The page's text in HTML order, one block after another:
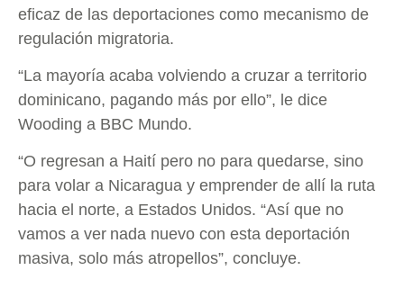
eficaz de las deportaciones como mecanismo de
regulación migratoria.
“La mayoría acaba volviendo a cruzar a territorio
dominicano, pagando más por ello”, le dice
Wooding a BBC Mundo.
“O regresan a Haití pero no para quedarse, sino
para volar a Nicaragua y emprender de allí la ruta
hacia el norte, a Estados Unidos. “Así que no
vamos a ver nada nuevo con esta deportación
masiva, solo más atropellos”, concluye.